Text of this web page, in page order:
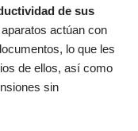
de sus
actúan con
lo que les
de ellos, así como
sin